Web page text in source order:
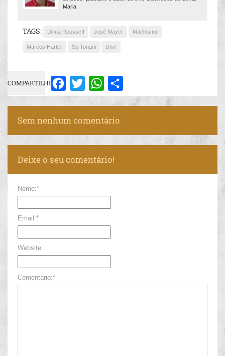
Maria.
TAGS: Dilma Rousseff José Mayer Machismo
Marcos Harter Su Tonani Uni7
COMPARTILHE: Facebook
Twitter WhatsApp
Sem nenhum comentário
Deixe o seu comentário!
Nome:*
Email:*
Website:
Comentário:*